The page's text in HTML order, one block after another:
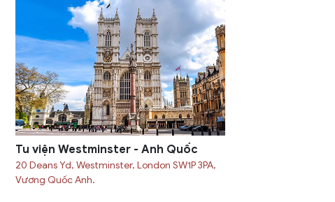
Tu viện Westminster - Anh Quốc
20 Deans Yd, Westminster, London SW1P 3PA,
Vương Quốc Anh.